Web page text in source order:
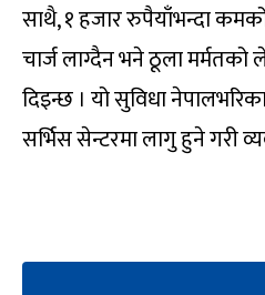
साथै, १ हजार रुपैयाँभन्दा
चार्ज लाग्दैन भने ठूला मर्मतको
दिइन्छ । यो सुविधा
सर्भिस सेन्टरमा लागु हुने गरी